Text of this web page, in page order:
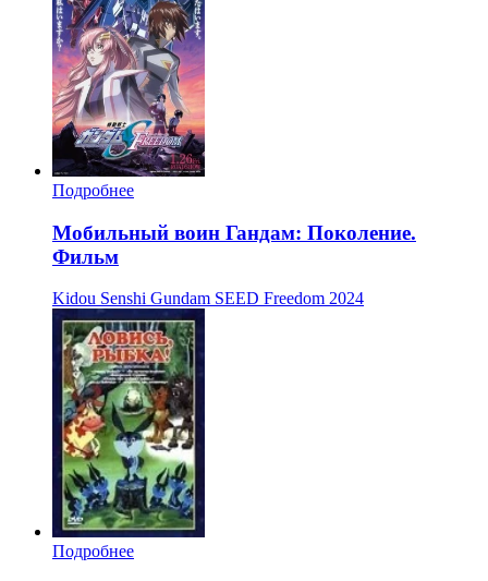
Подробнее
Мобильный воин Гандам: Поколение.
Фильм
Kidou Senshi Gundam SEED Freedom 2024
Подробнее